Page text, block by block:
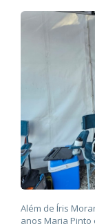
Além de Íris
anos Maria Pinto